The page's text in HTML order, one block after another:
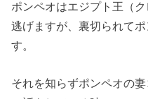
ポンペオはエジプト王（
逃げますが、裏切られて
す。
それを知らずポンペオの